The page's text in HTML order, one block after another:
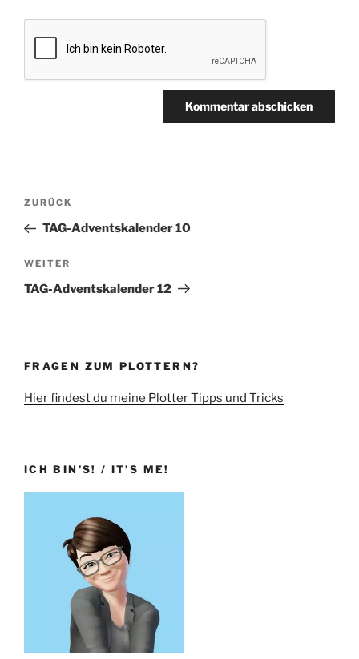
Beitragsnavigation
Vorheriger
Beitrag
ZURÜCK
TAG-Adventskalender 10
Nächster
Beitrag
WEITER
TAG-Adventskalender 12
FRAGEN ZUM PLOTTERN?
Hier findest du meine Plotter Tipps und Tricks
ICH BIN’S! / IT’S ME!